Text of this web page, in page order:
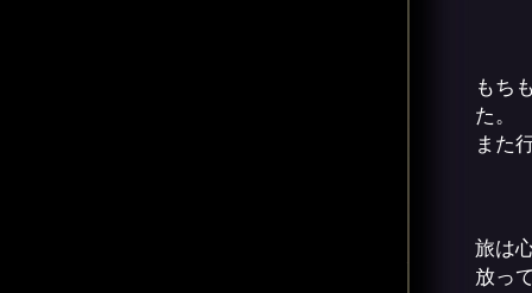
もち
た。
また
旅は
放っ